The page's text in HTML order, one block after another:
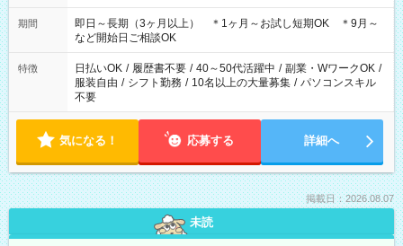
憩1ｈ） 10：00-19：00（実働8ｈ/休憩1ｈ） ●朝ゆっくり派
11：00-20：00（実働8ｈ/休憩1ｈ） 12：00-20：00（実働7ｈ/
休憩1ｈ） 12：00-21：00（実働8ｈ/休憩1ｈ） 13：00-22：
00（実働8ｈ/休憩1ｈ） ＊時間帯固定OK
期間
即日～長期（3ヶ月以上） ＊1ヶ月～お試し短期OK ＊9月～
など開始日ご相談OK
特徴 日払いOK / 履歴書不要 / 40～50代活躍中 / 副業・WワークOK /
服装自由 / シフト勤務 / 10名以上の大量募集 / パソコンスキル
不要
気になる！ 応募する 詳細へ
掲載日：2026.08.07
未読